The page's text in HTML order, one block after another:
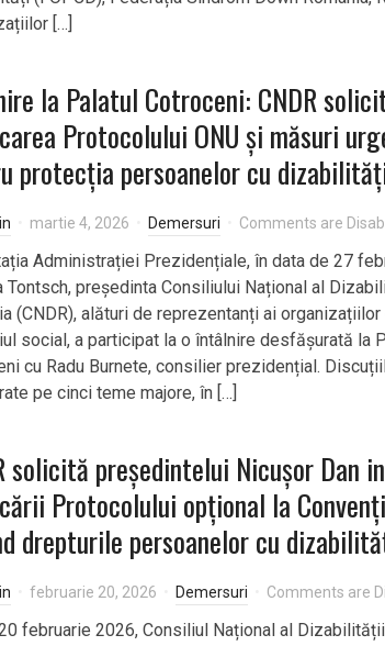
[…]
la Palatul Cotroceni: CNDR
Protocolului ONU și măsuri
protecția persoanelor cu
martie 4, 2026 Demersuri Comments are
Administrației Prezidențiale, în data de 27
Tontsch, președinta Consiliului Național al
(CNDR), alături de reprezentanți ai organizațiilor
social, a participat la o întâlnire desfășurată la
cu Radu Burnete, consilier prezidențial.
pe cinci teme majore, în […]
solicită președintelui Nicușor Dan
Protocolului opțional la
drepturile persoanelor cu
februarie 20, 2026 Demersuri Comments are
februarie 2026, Consiliul Național al